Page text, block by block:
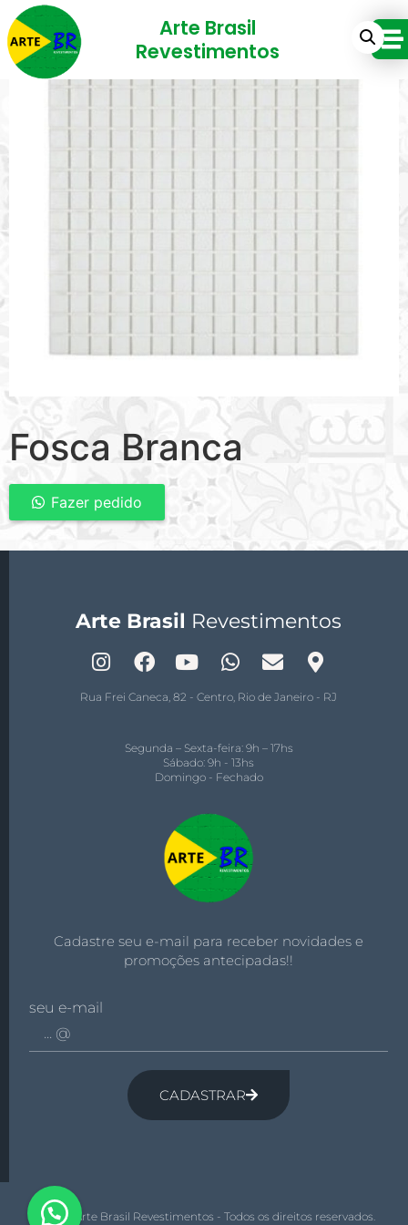
Arte Brasil
Revestimentos
Fosca Branca
Fazer pedido
Arte Brasil Revestimentos
Rua Frei Caneca, 82 - Centro, Rio de Janeiro - RJ
Segunda – Sexta-feira: 9h – 17hs
Sábado: 9h - 13hs
Domingo - Fechado
Cadastre seu e-mail para receber novidades e
promoções antecipadas!!
seu e-mail
CADASTRAR
© 2026 Arte Brasil Revestimentos - Todos os direitos reservados.